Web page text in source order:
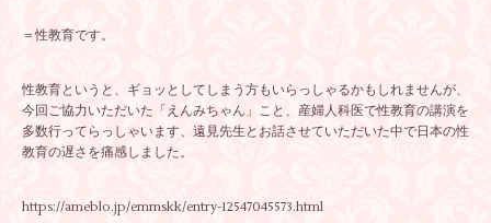
＝性教育です。
性教育というと、ギョッとしてしまう方もいらっしゃるかもしれませんが、
今回ご協力いただいた「えんみちゃん」こと、産婦人科医で性教育の講演を
多数行ってらっしゃいます、遠見先生とお話させていただいた中で日本の性
教育の遅さを痛感しました。
https://ameblo.jp/emmskk/entry-12547045573.html